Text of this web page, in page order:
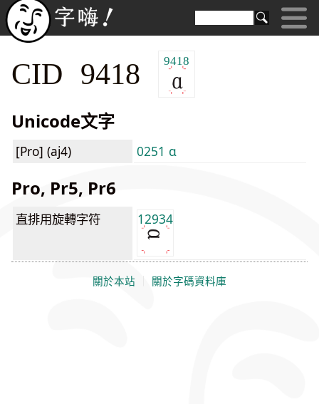
CID 9418 9418
Unicode文字
[Pro] (aj4) 0251 ɑ
Pro, Pr5, Pr6
直排用旋轉字符 12934
關於本站 關於字碼資料庫